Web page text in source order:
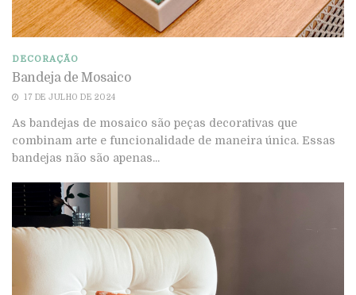
DECORAÇÃO
Bandeja de Mosaico
17 DE JULHO DE 2024
As bandejas de mosaico são peças decorativas que
combinam arte e funcionalidade de maneira única. Essas
bandejas não são apenas...